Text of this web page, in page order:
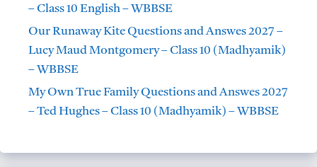
– Class 10 English – WBBSE
Our Runaway Kite Questions and Answes 2027 –
Lucy Maud Montgomery – Class 10 (Madhyamik)
– WBBSE
My Own True Family Questions and Answes 2027
– Ted Hughes – Class 10 (Madhyamik) – WBBSE